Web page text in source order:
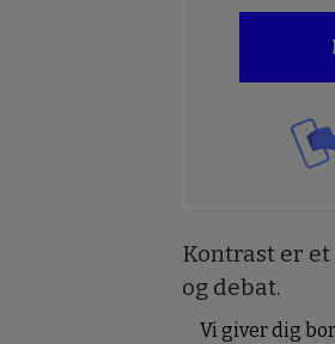
Kontrast er
og debat.
Vi giver dig